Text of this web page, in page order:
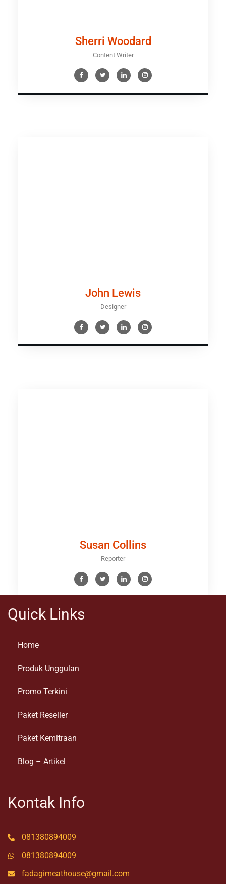
Sherri Woodard
Content Writer
John Lewis
Designer
Susan Collins
Reporter
Quick Links
Home
Produk Unggulan
Promo Terkini
Paket Reseller
Paket Kemitraan
Blog – Artikel
Kontak Info
081380894009
081380894009
fadagimeathouse@gmail.com